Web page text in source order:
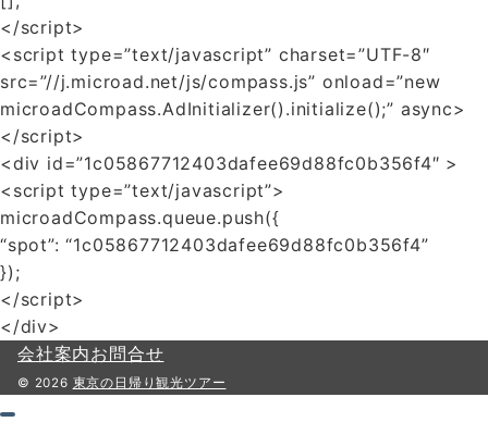
</script>
<script type=”text/javascript” charset=”UTF-8″
src=”//j.microad.net/js/compass.js” onload=”new
microadCompass.AdInitializer().initialize();” async>
</script>
<div id=”1c05867712403dafee69d88fc0b356f4″ >
<script type=”text/javascript”>
microadCompass.queue.push({
“spot”: “1c05867712403dafee69d88fc0b356f4”
});
</script>
</div>
会社案内お問合せ
© 2026 東京の日帰り観光ツアー